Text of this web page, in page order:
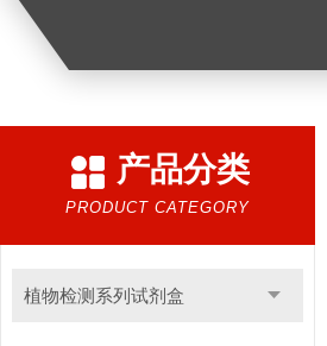
产品分类
PRODUCT CATEGORY
植物检测系列试剂盒